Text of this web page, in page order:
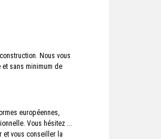
Nous vous
sans minimum de
européennes,
Vous hésitez ...
et vous conseiller la